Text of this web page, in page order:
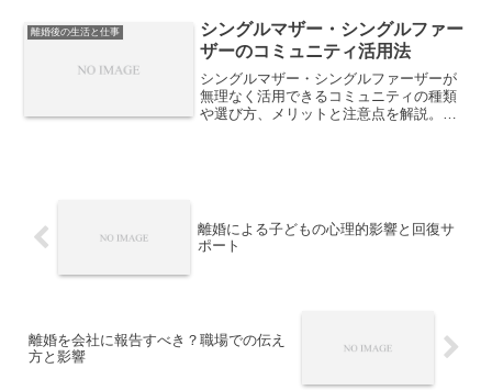
離婚後の生活と仕事
シングルマザー・シングルファー
ザーのコミュニティ活用法
シングルマザー・シングルファーザーが
無理なく活用できるコミュニティの種類
や選び方、メリットと注意点を解説。孤
離婚による子どもの心理的影響と回復サ
ポート
離婚を会社に報告すべき？職場での伝え
方と影響